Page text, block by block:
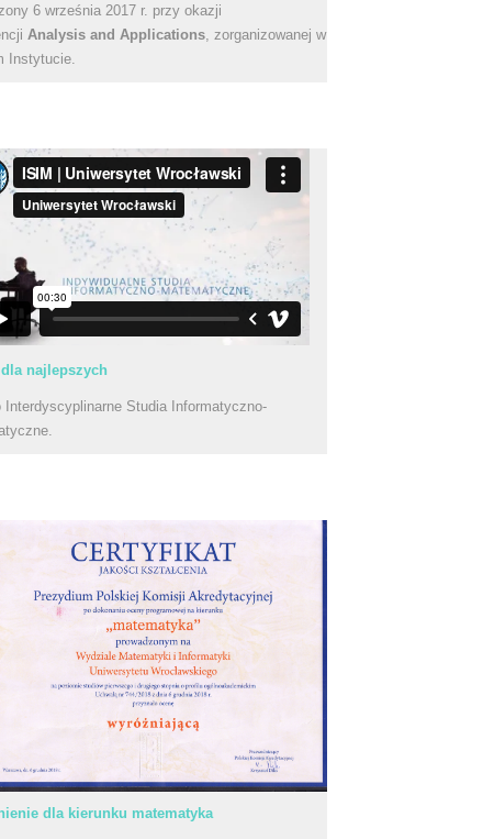
6 września 2017 r. przy okazji
Analysis and Applications , zorganizowanej w
Instytucie.
dla najlepszych
Interdyscyplinarne Studia Informatyczno-
dla kierunku matematyka